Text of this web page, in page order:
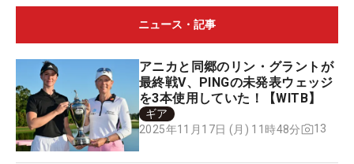
ニュース・記事
アニカと同郷のリン・グラントが
最終戦V、PINGの未発表ウェッジ
を3本使用していた！【WITB】
ギア
2025年11月17日 (月) 11時48分
13